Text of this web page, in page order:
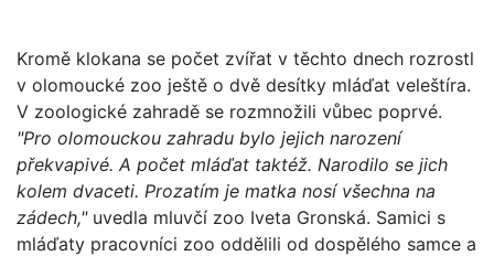
Kromě klokana se počet zvířat v těchto dnech rozrostl
v olomoucké zoo ještě o dvě desítky mláďat veleštíra.
V zoologické zahradě se rozmnožili vůbec poprvé.
"Pro olomouckou zahradu bylo jejich narození
překvapivé. A počet mláďat taktéž. Narodilo se jich
kolem dvaceti. Prozatím je matka nosí všechna na
zádech," uvedla mluvčí zoo Iveta Gronská. Samici s
mláďaty pracovníci zoo oddělili od dospělého samce a